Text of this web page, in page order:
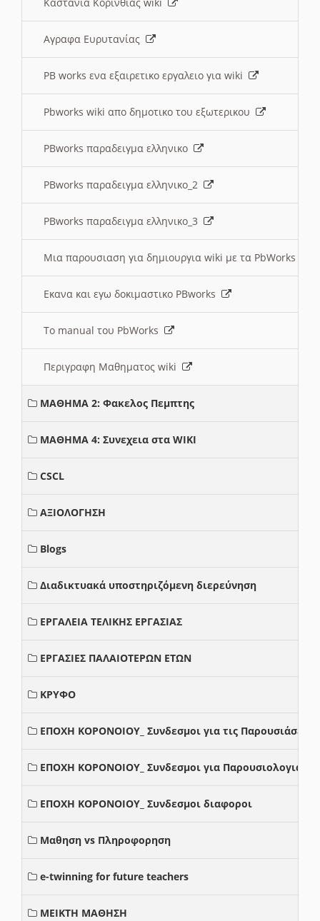
Αγραφα Ευρυτανίας
PB works ενα εξαιρετικο εργαλειο για wiki
Pbworks wiki απο δημοτικο του εξωτερικου
PBworks παραδειγμα ελληνικο
PBworks παραδειγμα ελληνικο_2
PBworks παραδειγμα ελληνικο_3
Μια παρουσιαση για δημιουργια wiki με τα PbWorks
Εκανα και εγω δοκιμαστικο PBworks
Το manual του PbWorks
Περιγραφη Μαθηματος wiki
ΜΑΘΗΜΑ 2: Φακελος Πεμπτης
ΜΑΘΗΜΑ 4: Συνεχεια στα WIKI
CSCL
ΑΞΙΟΛΟΓΗΣΗ
Blogs
Διαδικτυακά υποστηριζόμενη διερεύνηση
ΕΡΓΑΛΕΙΑ ΤΕΛΙΚΗΣ ΕΡΓΑΣΙΑΣ
ΕΡΓΑΣΙΕΣ ΠΑΛΑΙΟΤΕΡΩΝ ΕΤΩΝ
ΚΡΥΦΟ
ΕΠΟΧΗ ΚΟΡΟΝΟΙΟΥ_ Συνδεσμοι για τις Παρουσιάσεις
ΕΠΟΧΗ ΚΟΡΟΝΟΙΟΥ_ Συνδεσμοι για Παρουσιολογια
ΕΠΟΧΗ ΚΟΡΟΝΟΙΟΥ_ Συνδεσμοι διαφοροι
Μαθηση vs Πληροφορηση
e-twinning for future teachers
ΜΕΙΚΤΗ ΜΑΘΗΣΗ